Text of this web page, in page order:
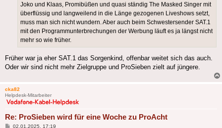
Joko und Klaas, Promibüßen und quasi ständig The Masked Singer mit
überflüssig und langweilend in die Länge gezogenen Liveshows setzt,
muss man sich nicht wundern. Aber auch beim Schwestersender SAT.1
mit den Programmunterbrechungen der Werbung läuft es ja längst nicht
mehr so wie früher.
Früher war ja eher SAT.1 das Sorgenkind, offenbar weitet sich das auch.
Oder wir sind nicht mehr Zielgruppe und ProSieben zielt auf jüngere.
cka82
Helpdesk-Mitarbeiter
Re: ProSieben wird für eine Woche zu ProAcht
Beitrag
02.01.2025, 17:19